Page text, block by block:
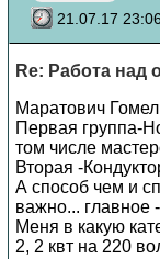
21.07.17 23:06
Re: Работа над
Маратович
Первая группа-
том числе
Вторая -
А способ чем и
важно... главное
Меня в какую
2, 2 квт на 220